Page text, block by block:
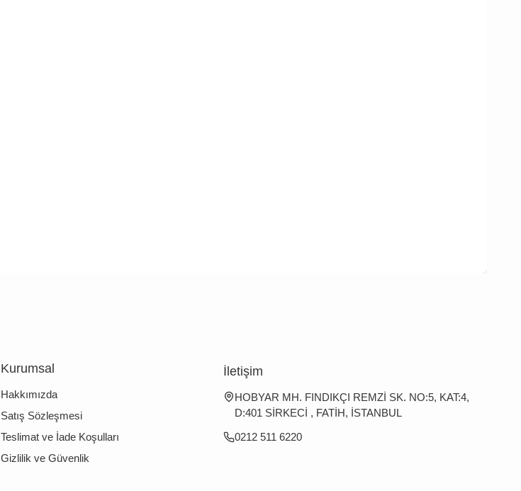
Kurumsal
Hakkımızda
Satış Sözleşmesi
Teslimat ve İade Koşulları
Gizlilik ve Güvenlik
İletişim
HOBYAR MH. FINDIKÇI REMZİ SK. NO:5, KAT:4,
D:401 SİRKECİ , FATİH, İSTANBUL
0212 511 6220